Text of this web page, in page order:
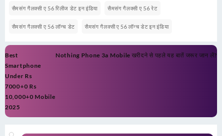
सैमसंग गैलक्सी ए 56 रिलीज डेट इन इंडिया सैमसंग गैलक्सी ए 56 रेट
सैमसंग गैलक्सी ए 56 लॉन्च डेट सैमसंग गैलक्सी ए 56 लॉन्च डेट इन इंडिया
Post
navigation
Best
Smartphone
Under Rs
7000+0 Rs
10,000+0 Mobile
2025
Nothing Phone 3a Mobile खरीदने से पहले यह बातें जरूर जान लें?